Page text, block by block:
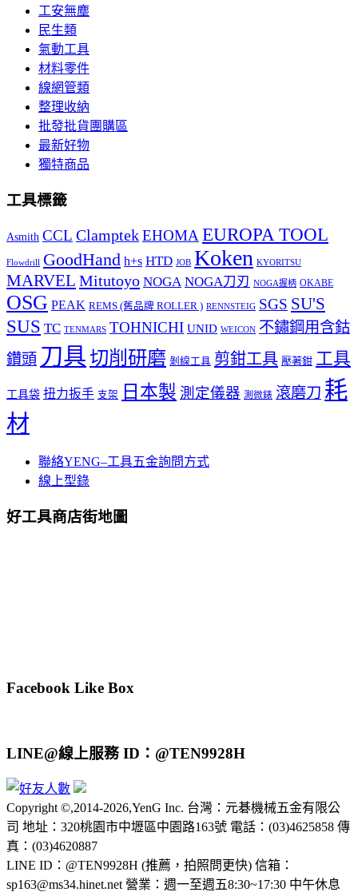
工安無塵
民生類
氣動工具
材料零件
線網管類
整理收納
批發批貨團購區
最新好物
獨特商品
工具標籤
Asmith CCL ClamptekEHOMAEUROPA TOOL
Flowdrill GoodHand h+s HTD JOB Koken KYORITSU
MARVEL Mitutoyo NOGA NOGA刀刃 NOGA握柄 OKABE
OSG PEAK REMS (舊品牌 ROLLER ) RENNSTEIG SGS SU'S
SUS TC TENMARS TOHNICHI UNID WEICON 不鏽鋼用含鈷
鑽頭 刀具切削研磨 剝線工具 剪鉗工具 壓著鉗 工具
工具袋 扭力扳手 支架 日本製 測定儀器 測微錶 滾磨刀 耗
材
聯絡YENG–工具五金詢問方式
線上型錄
好工具商店街地圖
Facebook Like Box
LINE@線上服務 ID：@TEN9928H
Copyright ©,2014-2026,YenG Inc. 台灣：元碁機械五金有限公
司 地址：320桃園市中壢區中園路163號 電話：(03)4625858 傳
真：(03)4620887
LINE ID：@TEN9928H (推薦，拍照問更快) 信箱：
sp163@ms34.hinet.net 營業：週一至週五8:30~17:30 中午休息